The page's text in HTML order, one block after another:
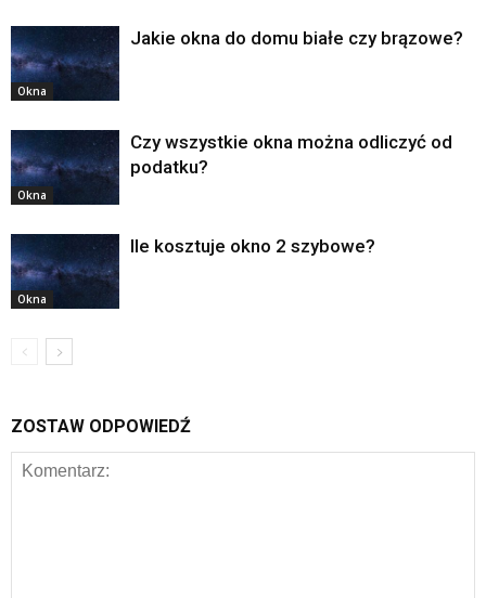
Okna
Jakie okna do domu białe czy brązowe?
Okna
Czy wszystkie okna można odliczyć od
podatku?
Okna
Ile kosztuje okno 2 szybowe?
ZOSTAW ODPOWIEDŹ